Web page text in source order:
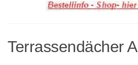
Terrassendächer